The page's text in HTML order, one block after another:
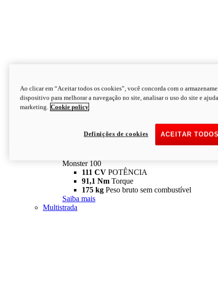
Monster
Monster 100
111 CV POTÊNCIA
91,1 Nm Torque
175 kg Peso bruto sem combustível
Saiba mais
Multistrada
Ao clicar em “Aceitar todos os cookies”, você concorda com o
dispositivo para melhorar a navegação no site, analisar o uso do site e
marketing. Cookie policy
ACEITAR
Definições de cookies